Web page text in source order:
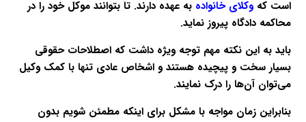
است کهوکلای خانوادهبه عهده دارند. تا بتوانند موکل خود را در
محاکمه دادگاه پیروز نماید.
باید به این نکته مهم توجه ویژه داشت که اصطلاحات حقوقی
بسیار سخت و پیچیده هستند و اشخاص عادی تنها با کمک وکیل
می‌توان آن‌ها را درک نمایند.
بنابراین زمان مواجه با مشکل برای اینکه مطمئن شویم بدون